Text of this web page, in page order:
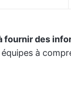
fournir des
à